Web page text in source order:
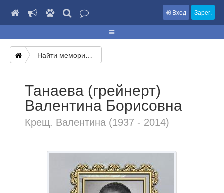
Вход Зарег.
Найти мемориал
Танаева (грейнерт)
Валентина Борисовна
Крещ. Валентина (1937 - 2014)